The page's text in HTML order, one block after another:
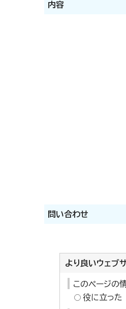
内容
問い合わせ
より良いウェブ
このページの
役に立った